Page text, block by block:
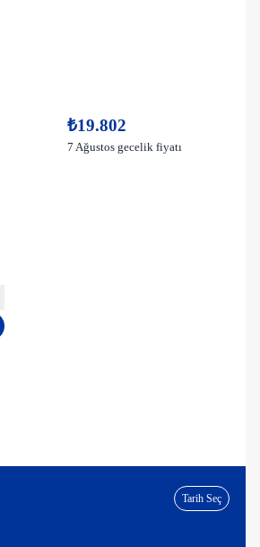
₺19.802
7 Ağustos gecelik fiyatı
Tarih Seç